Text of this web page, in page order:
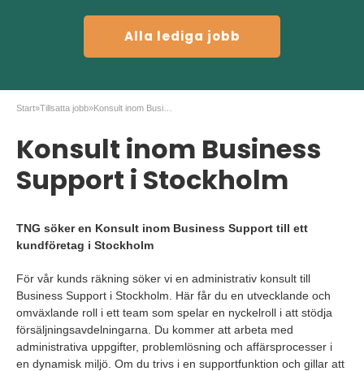
Alla lediga jobb
Start»Tillsatta jobb»
Konsult inom Business
Support i Stockholm
TNG söker en Konsult inom Business Support till ett
kundföretag i Stockholm
För vår kunds räkning söker vi en administrativ konsult till
Business Support i Stockholm. Här får du en utvecklande och
omväxlande roll i ett team som spelar en nyckelroll i att stödja
försäljningsavdelningarna. Du kommer att arbeta med
administrativa uppgifter, problemlösning och affärsprocesser i
en dynamisk miljö. Om du trivs i en supportfunktion och gillar att